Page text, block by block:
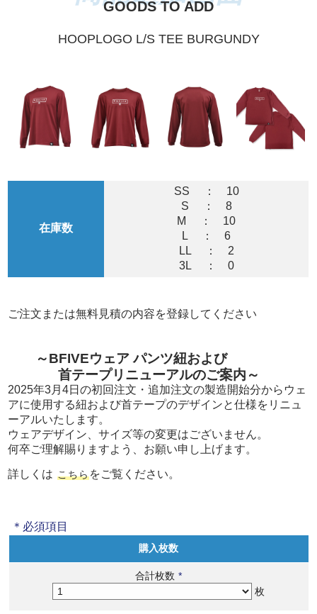
GOODS TO ADD
HOOPLOGO L/S TEE BURGUNDY
在庫数
SS ： 10
S ： 8
M ： 10
L ： 6
LL ： 2
3L ： 0
ご注文または無料見積の内容を登録してください
～BFIVEウェア パンツ紐および
首テープリニューアルのご案内～
2025年3月4日の初回注文・追加注文の製造開始分からウェ
アに使用する紐および首テープのデザインと仕様をリニュ
ーアルいたします。
ウェアデザイン、サイズ等の変更はございません。
何卒ご理解賜りますよう、お願い申し上げます。
詳しくは こちらをご覧ください。
＊必須項目
購入枚数
合計枚数 *
枚